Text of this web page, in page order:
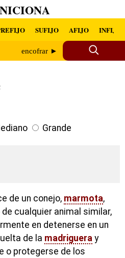
SUFIJO AFIJO INFIJO
encofrar ►
Grande
de un conejo, marmota,
de cualquier animal similar,
en detenerse en un
de la madriguera y
o protegerse de los